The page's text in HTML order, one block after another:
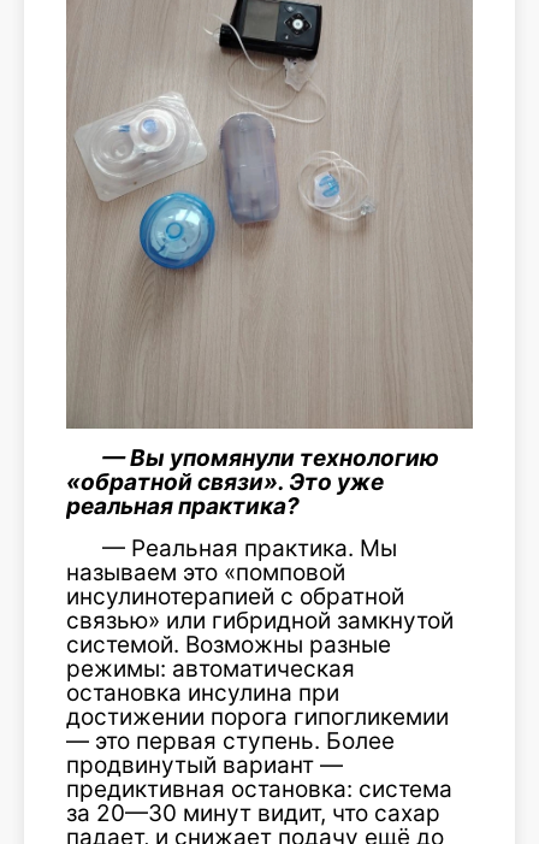
— Вы упомянули технологию
«обратной связи». Это уже
реальная практика?
— Реальная практика. Мы
называем это «помповой
инсулинотерапией с обратной
связью» или гибридной замкнутой
системой. Возможны разные
режимы: автоматическая
остановка инсулина при
достижении порога гипогликемии
— это первая ступень. Более
продвинутый вариант —
предиктивная остановка: система
за 20—30 минут видит, что сахар
падает, и снижает подачу ещё до